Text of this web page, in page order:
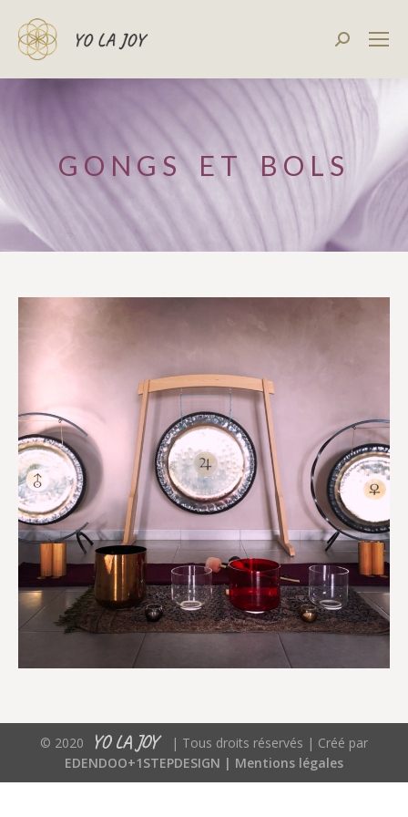
GONGS ET BOLS
© 2020 YO LA JOY
| Tous droits réservés | Créé par
EDENDOO+1STEPDESIGN | Mentions légales